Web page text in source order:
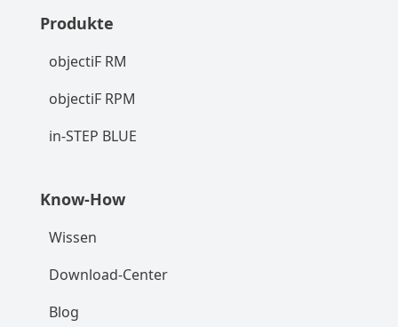
Produkte
objectiF RM
objectiF RPM
in-STEP BLUE
Know-How
Wissen
Download-Center
Blog